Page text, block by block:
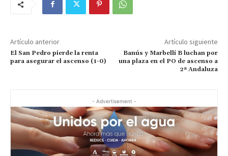
Artículo anterior
El San Pedro pierde la renta
para asegurar el ascenso (1-0)
Artículo siguiente
Banús y Marbellí B luchan por
una plaza en el PO de ascenso a
2ª Andaluza
- Advertisement -